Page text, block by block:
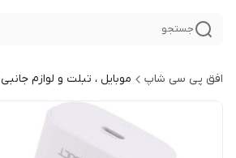
جستجو
افق پی سی شاپ موبایل ، تبلت و لوازم جانبی